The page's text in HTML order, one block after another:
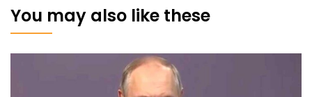
You may also like these